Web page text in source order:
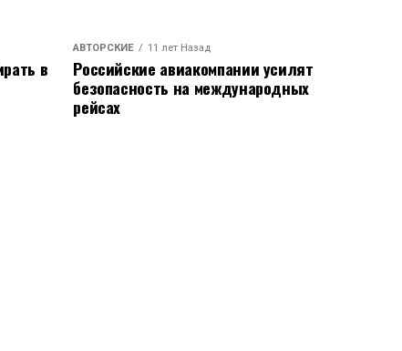
в
АВТОРСКИЕ 11 лет Назад
Российские авиакомпании усилят
безопасность на международных
рейсах